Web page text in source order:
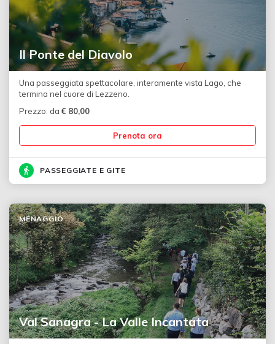
Il Ponte del Diavolo
Una passeggiata spettacolare, interamente vista Lago, che
termina nel cuore di Lezzeno.
Prezzo: da € 80,00
Prenota ora
PASSEGGIATE E GITE
Val Sanagra - La Valle Incantata
MENAGGIO